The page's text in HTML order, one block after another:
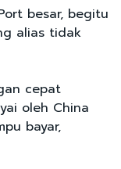
besar, begitu
alias tidak
cepat
oleh China
bayar,